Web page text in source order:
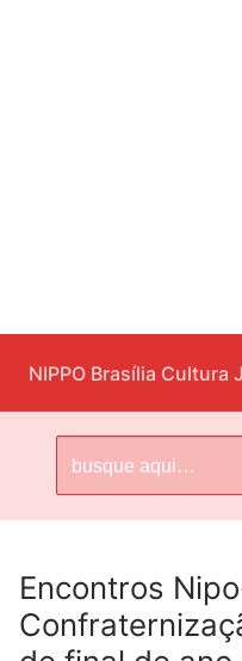
para
o
conteúdo
NIPPO Brasília Cultura
por:
Encontros